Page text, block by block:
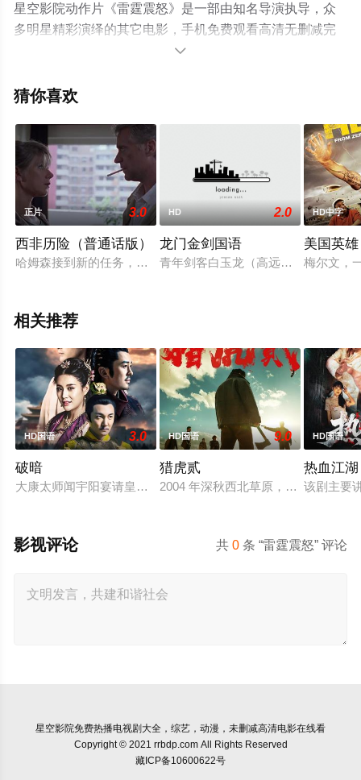
星空影院动作片《雷霆震怒》是一部由知名导演执导，众
多明星精彩演绎的其它电影，手机免费观看高清无删减完
整版电影大全就上星空电影网，更多相关信息可移步至豆

猜你喜欢
正片 3.0
西非历险（普通话版）
哈姆森接到新的任务，和朋友一起开着“卡塔吉娜号”进行一次
HD 2.0
龙门金剑国语
青年剑客白玉龙（高远）赴关外找寻
HD中字
美国英雄
梅尔文，
相关推荐
HD国语 3.0
破暗
大康太师闻宇阳宴请皇上义子神策府神威将军冷啸天，席间告
HD国语 9.0
猎虎贰
2004 年深秋西北草原，假交警截停
HD国语
热血江湖
该剧主要
共0 条 “雷霆震怒” 评论
影视评论
星空影院免费热播电视剧大全，综艺，动漫，未删减高清电影在线看
Copyright © 2021 rrbdp.com All Rights Reserved
藏ICP备10600622号